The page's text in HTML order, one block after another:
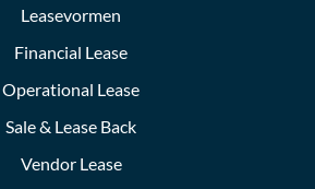
Leasevormen
Financial Lease
Operational Lease
Sale & Lease Back
Vendor Lease